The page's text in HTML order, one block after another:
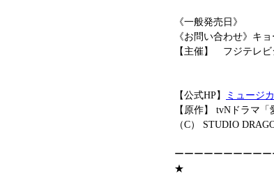
《一般発売日》
《お問い合わせ》キ
【主催】　フジテレ
【公式HP】
ミュージ
【原作】 tvNドラマ
（C） STUDIO
ーーーーーーーーー
★